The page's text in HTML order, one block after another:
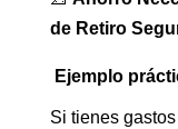
de Retiro
Ejemplo
Si tienes